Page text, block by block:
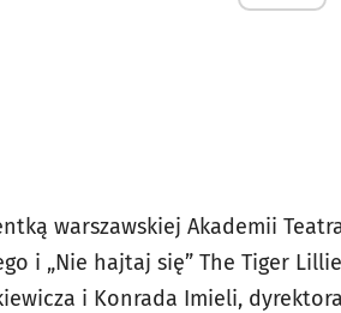
warszawskiej Akademii
i „Nie hajtaj się” The Tiger
i Konrada Imieli,